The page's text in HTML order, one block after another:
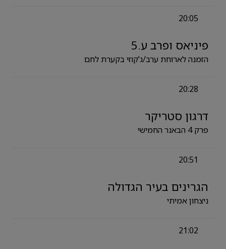
20:05
פיניאס ופרב ע.5
הזמנה לארוחת ערב/ג'קוזי בקערת לחם
20:28
דרגון סטריקר
פרק 4 הבאנר החמישי
20:51
הגרינים בעיר הגדולה
ניצחון אמיתי
21:02